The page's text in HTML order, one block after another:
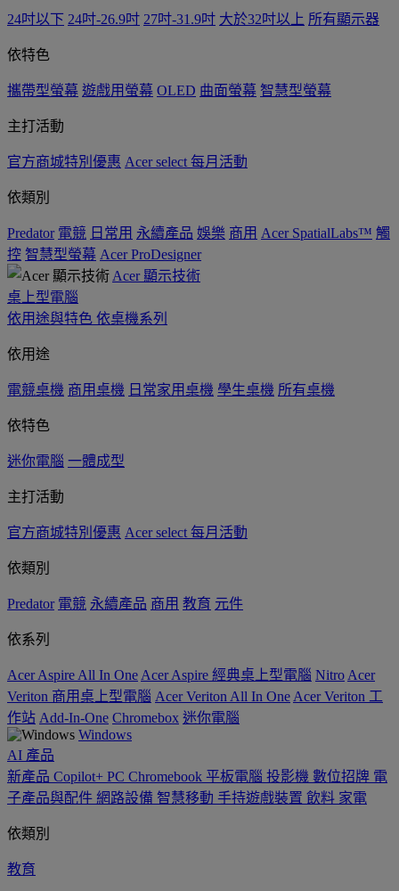
24吋以下 24吋-26.9吋 27吋-31.9吋 大於32吋以上 所有顯示器
依特色
攜帶型螢幕 遊戲用螢幕 OLED 曲面螢幕 智慧型螢幕
主打活動
官方商城特別優惠 Acer select 每月活動
依類別
Predator 電競 日常用 永續產品 娛樂 商用 Acer SpatialLabs™ 觸
控 智慧型螢幕 Acer ProDesigner
Acer 顯示技術
桌上型電腦
依用途與特色 依桌機系列
依用途
電競桌機 商用桌機 日常家用桌機 學生桌機 所有桌機
依特色
迷你電腦 一體成型
主打活動
官方商城特別優惠 Acer select 每月活動
依類別
Predator 電競 永續產品 商用 教育 元件
依系列
Acer Aspire All In One Acer Aspire 經典桌上型電腦 Nitro Acer
Veriton 商用桌上型電腦 Acer Veriton All In One Acer Veriton 工
作站 Add-In-One Chromebox 迷你電腦
Windows
AI 產品
新產品 Copilot+ PC Chromebook 平板電腦 投影機 數位招牌 電
子產品與配件 網路設備 智慧移動 手持遊戲裝置 飲料 家電
依類別
教育